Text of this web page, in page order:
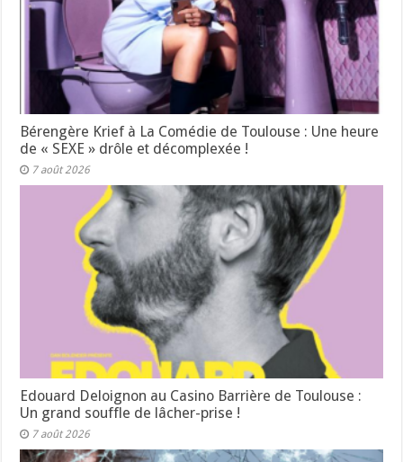
Bérengère Krief à La Comédie de Toulouse : Une heure
de « SEXE » drôle et décomplexée !
7 août 2026
Edouard Deloignon au Casino Barrière de Toulouse :
Un grand souffle de lâcher-prise !
7 août 2026